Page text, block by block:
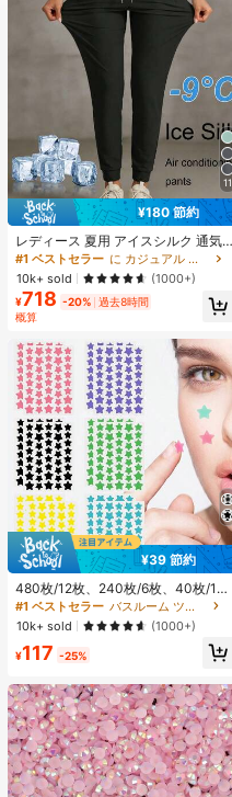
11
¥180 節約
レディース 夏用 アイスシルク 通気
性 ランニングパンツ、速乾 軽量 ス
ポーツパンツ ジッパーポケット & ウ
エストバンド付き フィットネス & ジ
ョギング用 ブラック、アスレジャー
#1 ベストセラー
に カジュアル カジュアルパンツ
10k+ sold
(1000+)
¥718 -20% 過去8時間
概算
¥39 節約
480枚/12枚、240枚/6枚、40枚/1
枚、フェイススターシール、ハロウ
ィン装飾シール、クリスマス装飾シ
ール、ペンタグラムシール、カラフ
ルな装飾シール、パーティー・ホリ
デー写真装飾用、フェイス装飾シー
デコレーション、バニティ、寝室、
旅行、旅行必需品、装飾アクセサリ
ー、経済的で実用的、ストッキング
スタッファー、メイクアップツー
ル、手頃な商品、ギフト、ノベルテ
ィ、女性向けギフト、クリスマスギ
フト、エステティック
#1 ベストセラー
バスルーム ツールアクセサリ
10k+ sold
(1000+)
¥117 -25%